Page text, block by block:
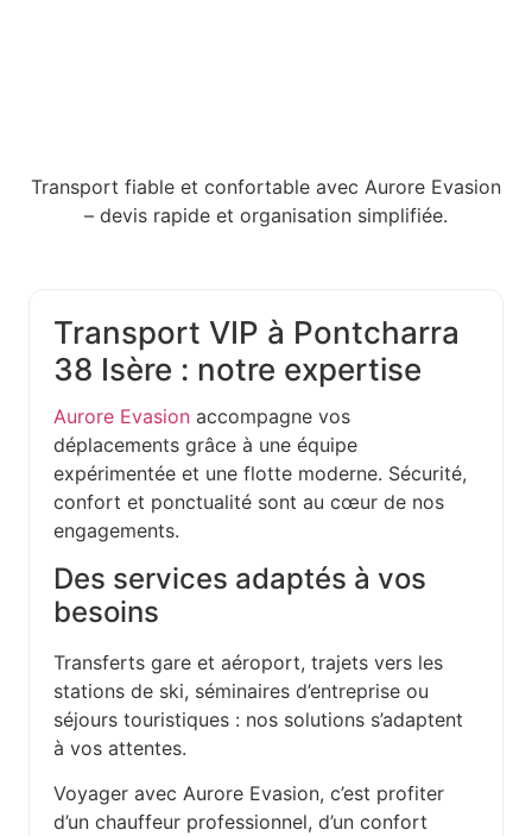
Transport fiable et confortable avec Aurore Evasion
– devis rapide et organisation simplifiée.
Transport VIP à Pontcharra
38 Isère : notre expertise
Aurore Evasion accompagne vos
déplacements grâce à une équipe
expérimentée et une flotte moderne. Sécurité,
confort et ponctualité sont au cœur de nos
engagements.
Des services adaptés à vos
besoins
Transferts gare et aéroport, trajets vers les
stations de ski, séminaires d’entreprise ou
séjours touristiques : nos solutions s’adaptent
à vos attentes.
Voyager avec Aurore Evasion, c’est profiter
d’un chauffeur professionnel, d’un confort